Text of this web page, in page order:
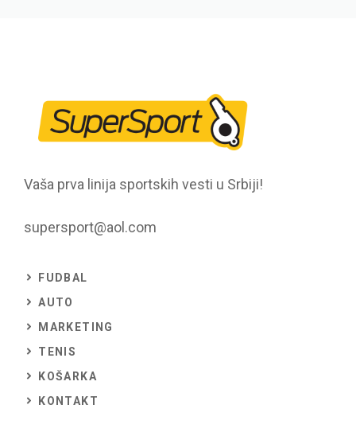
Vaša prva linija sportskih vesti u Srbiji!
supersport@aol.com
FUDBAL
AUTO
MARKETING
TENIS
KOŠARKA
KONTAKT